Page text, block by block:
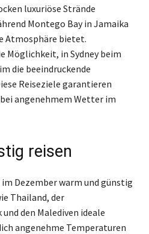
luxuriöse Strände
Montego Bay in Jamaika
Atmosphäre bietet.
Möglichkeit, in Sydney beim
die beeindruckende
Reiseziele garantieren
angenehmem Wetter im
reisen
Dezember warm und günstig
Thailand, der
den Malediven ideale
angenehme Temperaturen